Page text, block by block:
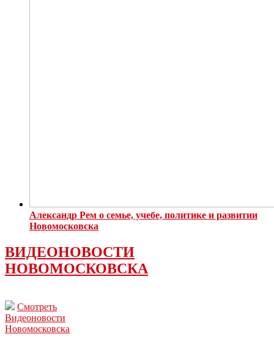
Александр Рем о семье, учебе, политике и развитии
Новомосковска
ВИДЕОНОВОСТИ
НОВОМОСКОВСКА
Смотреть
Видеоновости
Новомосковска